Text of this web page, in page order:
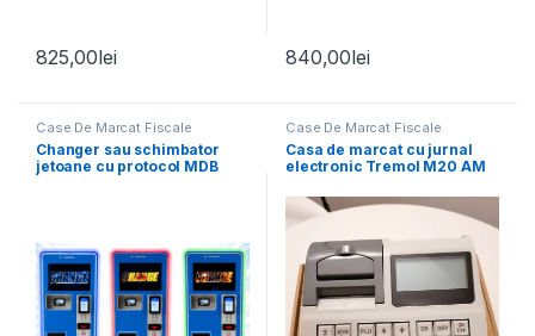
825,00lei 840,00lei
Case De Marcat Fiscale
Changer sau schimbator
jetoane cu protocol MDB
Case De Marcat Fiscale
Casa de marcat cu jurnal
electronic Tremol M20 AM